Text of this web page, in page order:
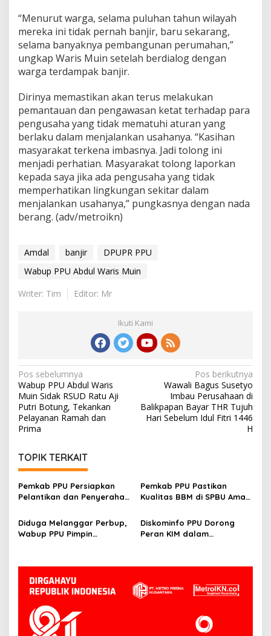
“Menurut warga, selama puluhan tahun wilayah
mereka ini tidak pernah banjir, baru sekarang,
selama banyaknya pembangunan perumahan,”
ungkap Waris Muin setelah berdialog dengan
warga terdampak banjir.
Dirinya memastikan akan terus melakukan
pemantauan dan pengawasan ketat terhadap para
pengusaha yang tidak mematuhi aturan yang
berlaku dalam menjalankan usahanya. “Kasihan
masyarakat terkena imbasnya. Jadi tolong ini
menjadi perhatian. Masyarakat tolong laporkan
kepada saya jika ada pengusaha yang tidak
memperhatikan lingkungan sekitar dalam
menjalankan usahanya,” pungkasnya dengan nada
berang. (adv/metroikn)
Amdal banjir
DPUPR PPU
Wabup PPU Abdul Waris Muin
Writer: Tim
Editor: Mr
Ikuti Kami
Navigasi
pos
Pos sebelumnya
Wabup PPU Abdul Waris
Muin Sidak RSUD Ratu Aji
Putri Botung, Tekankan
Pelayanan Ramah dan
Prima
Pos berikutnya
Wawali Bagus Susetyo
Imbau Perusahaan di
Balikpapan Bayar THR Tujuh
Hari Sebelum Idul Fitri 1446
H
TOPIK TERKAIT
Pemkab PPU Persiapkan
Pelantikan dan Penyerahan
Pemkab PPU Pastikan
Kualitas BBM di SPBU Aman
Monitoring Ketat
Diduga Melanggar Perbup,
Wabup PPU Pimpin
di Kelurahan Nenang
Diskominfo PPU Dorong
Peran KIM dalam